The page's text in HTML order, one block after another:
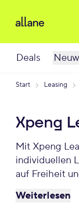
Deals
Start Leasing
Xpeng
Mit Xpeng
individuellen Laufzeiten und
auf Freiheit
Weiterlesen